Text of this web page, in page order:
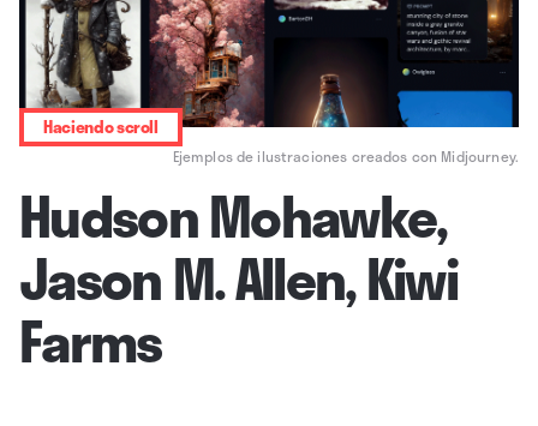
Ejemplos de ilustraciones creados con Midjourney.
Haciendo scroll
Hudson Mohawke,
Jason M. Allen, Kiwi
Farms